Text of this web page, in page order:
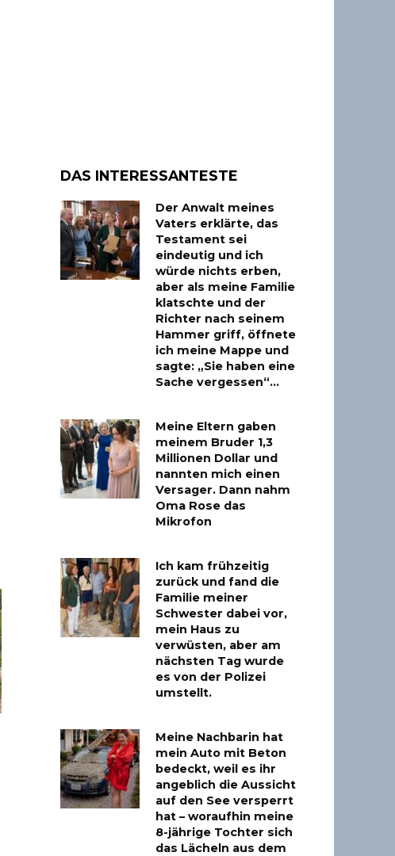
DAS INTERESSANTESTE
Der Anwalt meines
Vaters erklärte, das
Testament sei
eindeutig und ich
würde nichts erben,
aber als meine Familie
klatschte und der
Richter nach seinem
Hammer griff, öffnete
ich meine Mappe und
sagte: „Sie haben eine
Sache vergessen“…
Meine Eltern gaben
meinem Bruder 1,3
Millionen Dollar und
nannten mich einen
Versager. Dann nahm
Oma Rose das
Mikrofon
Ich kam frühzeitig
zurück und fand die
Familie meiner
Schwester dabei vor,
mein Haus zu
verwüsten, aber am
nächsten Tag wurde
es von der Polizei
umstellt.
Meine Nachbarin hat
mein Auto mit Beton
bedeckt, weil es ihr
angeblich die Aussicht
auf den See versperrt
hat – woraufhin meine
8-jährige Tochter sich
das Lächeln aus dem